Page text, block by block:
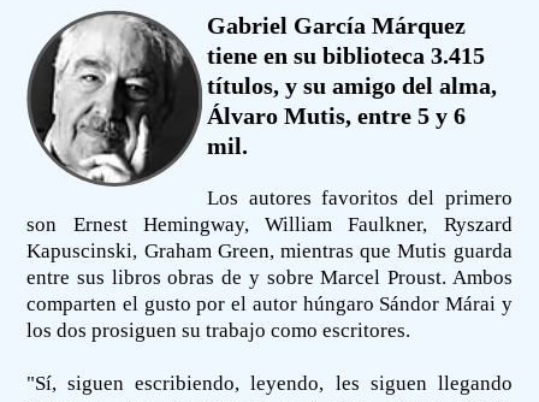
Gabriel García Márquez
tiene en su biblioteca 3.415
títulos, y su amigo del alma,
Álvaro Mutis, entre 5 y 6
mil.
Los autores favoritos del primero
son Ernest Hemingway, William Faulkner, Ryszard
Kapuscinski, Graham Green, mientras que Mutis guarda
entre sus libros obras de y sobre Marcel Proust. Ambos
comparten el gusto por el autor húngaro Sándor Márai y
los dos prosiguen su trabajo como escritores.
"Sí, siguen escribiendo, leyendo, les siguen llegando